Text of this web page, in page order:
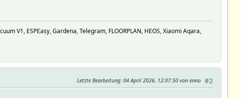
V1, ESPEasy, Gardena, Telegram, FLOORPLAN, HEOS, Xiaomi Aqara,
#2
Letzte Bearbeitung: 04 April 2026, 12:07:50 von enno